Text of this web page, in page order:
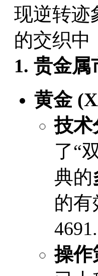
现逆转迹
的交织中
1. 贵金属
黄金
技术
了“
典的
的
操作